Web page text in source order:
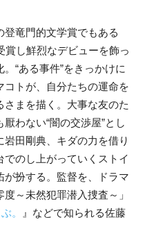
竜門的文学賞でもある
賞し鮮烈なデビューを飾っ
“ある事件”をきっかけに
コトが、自分たちの運命を
まを描く。大事な友のた
わない“闇の交渉屋”とし
田剛典、キダの力を借り
のし上がっていくストイ
が扮する。監督を、ドラマ
～未然犯罪潜入捜査～」
。
』などで知られる佐藤